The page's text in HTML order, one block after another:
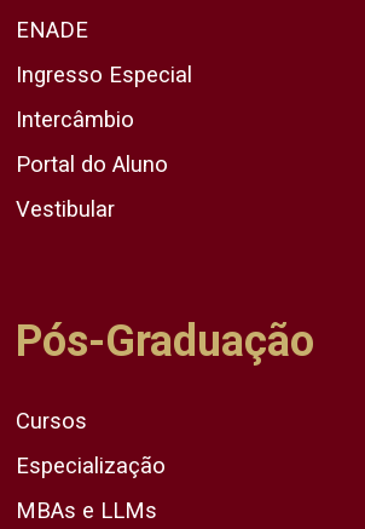
ENADE
Ingresso Especial
Intercâmbio
Portal do Aluno
Vestibular
Pós-Graduação
Cursos
Especialização
MBAs e LLMs